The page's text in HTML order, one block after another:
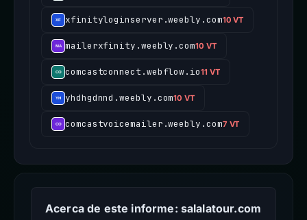
xfinityloginserver.weebly.com10 VT
mailerxfinity.weebly.com10 VT
comcastconnect.webflow.io11 VT
yhdhgdnnd.weebly.com10 VT
comcastvoicemailer.weebly.com7 VT
Acerca de este informe: salalatour.com